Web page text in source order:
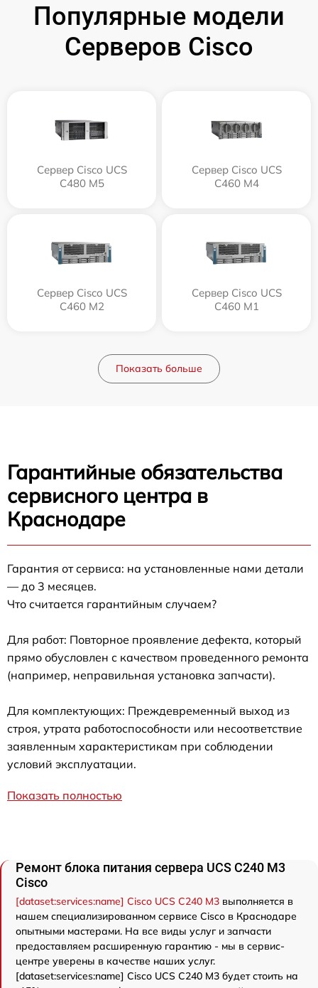
Популярные модели
Серверов Cisco
Сервер Cisco UCS
C480 M5
Сервер Cisco UCS
C460 M4
Сервер Cisco UCS
C460 M2
Сервер Cisco UCS
C460 M1
Показать больше
Гарантийные обязательства
сервисного центра в
Краснодаре
Гарантия от сервиса: на установленные нами детали
— до 3 месяцев.
Что считается гарантийным случаем?
Для работ: Повторное проявление дефекта, который
прямо обусловлен с качеством проведенного ремонта
(например, неправильная установка запчасти).
Для комплектующих: Преждевременный выход из
строя, утрата работоспособности или несоответствие
заявленным характеристикам при соблюдении
условий эксплуатации.
Показать полностью
Ремонт блока питания сервера UCS C240 M3
Cisco
[dataset:services:name] Cisco UCS C240 M3 выполняется в
нашем специализированном сервисе Cisco в Краснодаре
опытными мастерами. На все виды услуг и запчасти
предоставляем расширенную гарантию - мы в сервис-
центре уверены в качестве наших услуг.
[dataset:services:name] Cisco UCS C240 M3 будет стоить на